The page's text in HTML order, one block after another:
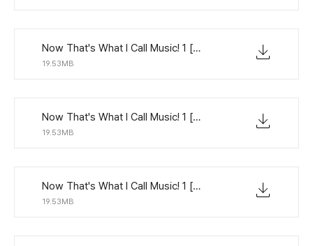
Now That's What I Call Music! 1 [1995].7z.003
19.53MB
Now That's What I Call Music! 1 [1995].7z.004
19.53MB
Now That's What I Call Music! 1 [1995].7z.005
19.53MB